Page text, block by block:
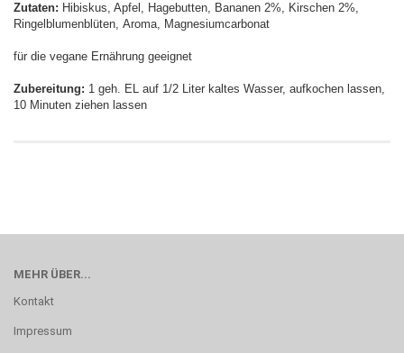
Zutaten: Hibiskus, Apfel, Hagebutten, Bananen 2%, Kirschen 2%,
Ringelblumenblüten, Aroma, Magnesiumcarbonat
für die vegane Ernährung geeignet
Zubereitung: 1 geh. EL auf 1/2 Liter kaltes Wasser, aufkochen lassen,
10 Minuten ziehen lassen
MEHR ÜBER...
Kontakt
Impressum